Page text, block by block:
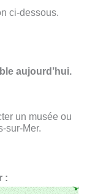
ci-dessous.
aujourd’hui.
un musée ou
sur-Mer.
: